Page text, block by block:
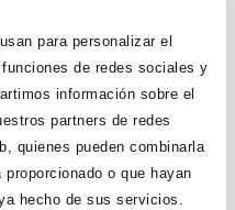
para personalizar el
de redes sociales y
información sobre el
partners de redes
quienes pueden combinarla
o que hayan
hecho de sus servicios.
de hormonas,
a producir la
bebé y a este a
sino que nos
refuerzan el
bebé
y lo que es más